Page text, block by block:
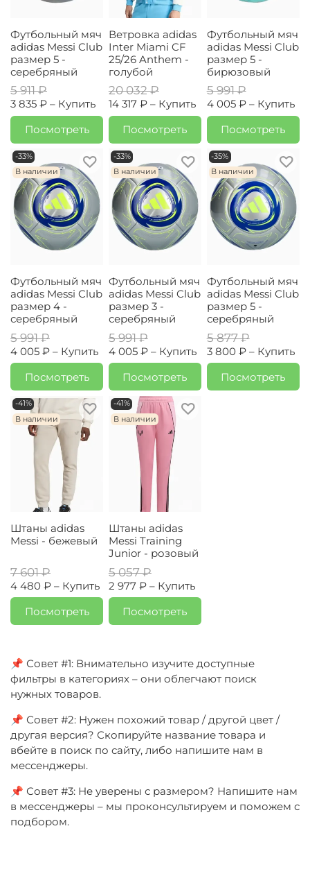
Футбольный мяч
adidas Messi Club
размер 5 -
серебряный
5 911 ₽
3 835 ₽ – Купить
Посмотреть
Ветровка adidas
Inter Miami CF
25/26 Anthem -
голубой
20 032 ₽
14 317 ₽ – Купить
Посмотреть
Футбольный мяч
adidas Messi Club
размер 5 -
бирюзовый
5 991 ₽
4 005 ₽ – Купить
Посмотреть
-33%
В наличии
Футбольный мяч
adidas Messi Club
размер 4 -
серебряный
5 991 ₽
4 005 ₽ – Купить
Посмотреть
-33%
В наличии
Футбольный мяч
adidas Messi Club
размер 3 -
серебряный
5 991 ₽
4 005 ₽ – Купить
Посмотреть
-35%
В наличии
Футбольный мяч
adidas Messi Club
размер 5 -
серебряный
5 877 ₽
3 800 ₽ – Купить
Посмотреть
-41%
В наличии
Штаны adidas
Messi - бежевый
7 601 ₽
4 480 ₽ – Купить
Посмотреть
-41%
В наличии
Штаны adidas
Messi Training
Junior - розовый
5 057 ₽
2 977 ₽ – Купить
Посмотреть
📌 Совет #1: Внимательно изучите доступные
фильтры в категориях – они облегчают поиск
нужных товаров.
📌 Совет #2: Нужен похожий товар / другой цвет /
другая версия? Скопируйте название товара и
вбейте в поиск по сайту, либо напишите нам в
мессенджеры.
📌 Совет #3: Не уверены с размером? Напишите нам
в мессенджеры – мы проконсультируем и поможем с
подбором.